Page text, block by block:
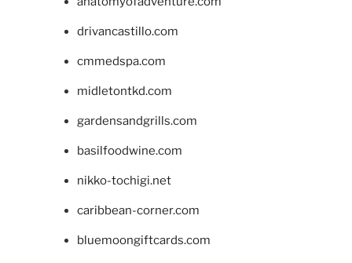
drivancastillo.com
cmmedspa.com
midletontkd.com
gardensandgrills.com
basilfoodwine.com
nikko-tochigi.net
caribbean-corner.com
bluemoongiftcards.com